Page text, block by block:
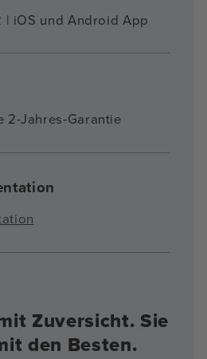
| iOS und Android App
2-Jahres-Garantie
Zuversicht. Sie
den Besten.